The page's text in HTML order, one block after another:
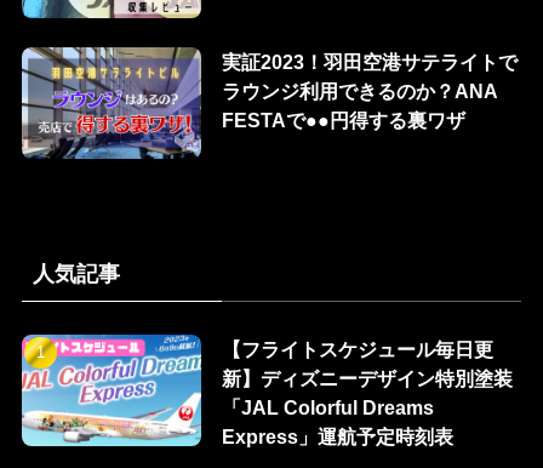
実証2023！羽田空港サテライトで
ラウンジ利用できるのか？ANA
FESTAで●●円得する裏ワザ
人気記事
【フライトスケジュール毎日更
新】ディズニーデザイン特別塗装
「JAL Colorful Dreams
Express」運航予定時刻表